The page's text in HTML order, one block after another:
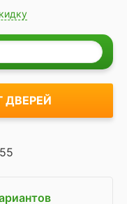
ДВЕРЕЙ